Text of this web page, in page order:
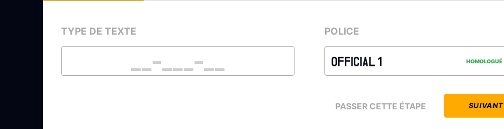
TYPE DE TEXTE POLICE
OFFICIAL 1 HOMOLOGUÉ
PASSER CETTE ÉTAPE SUIVANT